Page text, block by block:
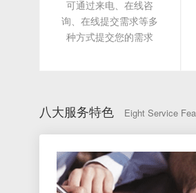
可通过来电、在线咨
询、在线提交需求等多
种方式提交您的需求
八大服务特色 Eight Service